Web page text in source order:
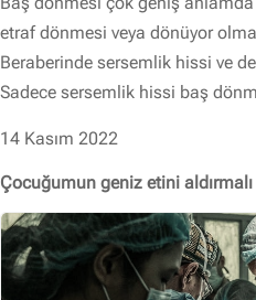
etraf dönmesi veya dönüyor
Beraberinde sersemlik hissi ve
Sadece sersemlik hissi baş
14 Kasım 2022
Çocuğumun geniz etini aldırmalı